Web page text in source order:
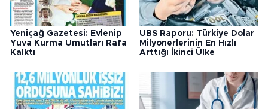
Yeniçağ Gazetesi: Evlenip
Yuva Kurma Umutları Rafa
Kalktı
UBS Raporu: Türkiye Dolar
Milyonerlerinin En Hızlı
Arttığı İkinci Ülke